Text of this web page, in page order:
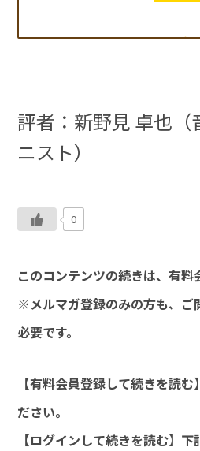
評者： 新野見 卓也（
ニスト）
0
このコンテンツの続きは、有料
※メルマガ登録のみの方も、ご
必要です。
【有料会員登録して続きを読む】
ださい。
【ログインして続きを読む】